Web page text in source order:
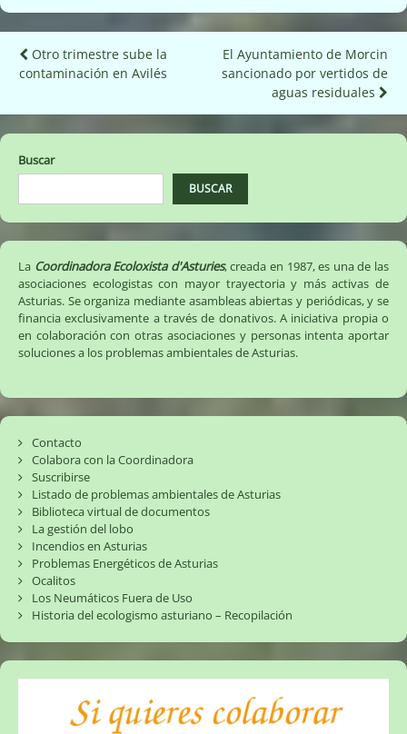
Navegación
de
entradas
Otro trimestre sube la
contaminación en Avilés
El Ayuntamiento de Morcin
sancionado por vertidos de
Buscar
BUSCAR
La Coordinadora Ecoloxista d'Asturies, creada en 1987, es una de las
asociaciones ecologistas con mayor trayectoria y más activas de
Asturias. Se organiza mediante asambleas abiertas y periódicas, y se
financia exclusivamente a través de donativos. A iniciativa propia o
en colaboración con otras asociaciones y personas intenta aportar
soluciones a los problemas ambientales de Asturias.
Contacto
Colabora con la Coordinadora
Suscribirse
Listado de problemas ambientales de Asturias
Biblioteca virtual de documentos
La gestión del lobo
Incendios en Asturias
Problemas Energéticos de Asturias
Ocalitos
Los Neumáticos Fuera de Uso
Historia del ecologismo asturiano – Recopilación